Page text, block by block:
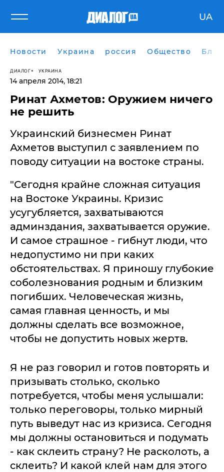
UA
Новости Украина россия Общество
ДИАЛОГ УКРАИНА
14 апреля 2014, 18:21
Ринат Ахметов: Оружием ничего
не решить
Украинский бизнесмен Ринат
Ахметов выступил с заявлением по
поводу ситуации на востоке страны.
"Сегодня крайне сложная ситуация
на Востоке Украины. Кризис
усугубляется, захватываются
админздания, захватывается оружие.
И самое страшное - гибнут люди, что
недопустимо ни при каких
обстоятельствах. Я приношу глубокие
соболезнования родным и близким
погибших. Человеческая жизнь,
самая главная ценность, и мы
должны сделать все возможное,
чтобы не допустить новых жертв.
Я не раз говорил и готов повторять и
призывать столько, сколько
потребуется, чтобы меня услышали:
только переговоры, только мирный
путь выведут нас из кризиса. Сегодня
мы должны остановиться и подумать
- как склеить страну? Не расколоть, а
склеить? И какой клей нам для этого